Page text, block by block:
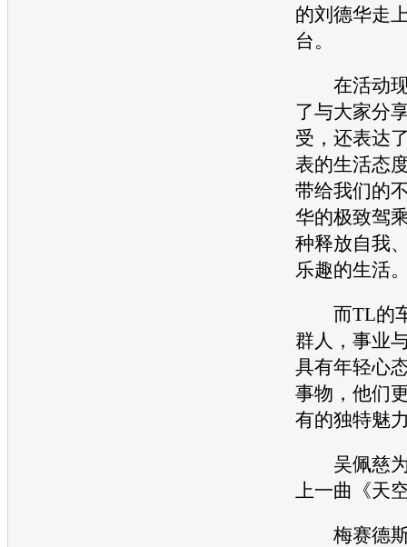
的刘德华走
台。
在活动现
了与大家分
受，还表达
表的生活态
带给我们的
华的极致驾
种释放自我
乐趣的生活
而TL的车
群人，事业
具有年轻心
事物，他们
有的独特魅
吴佩慈
上一曲《天
梅赛德